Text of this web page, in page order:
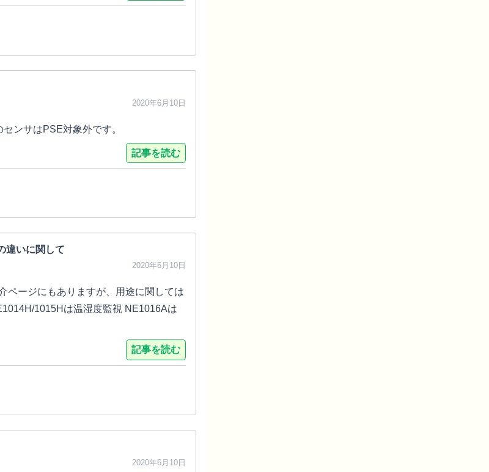
2020年6月10日
ンサはPSE対象外です。
記事を読む
違いに関して
2020年6月10日
ページにもありますが、用途に関しては
1015Hは温湿度監視 NE1016Aは
記事を読む
2020年6月10日